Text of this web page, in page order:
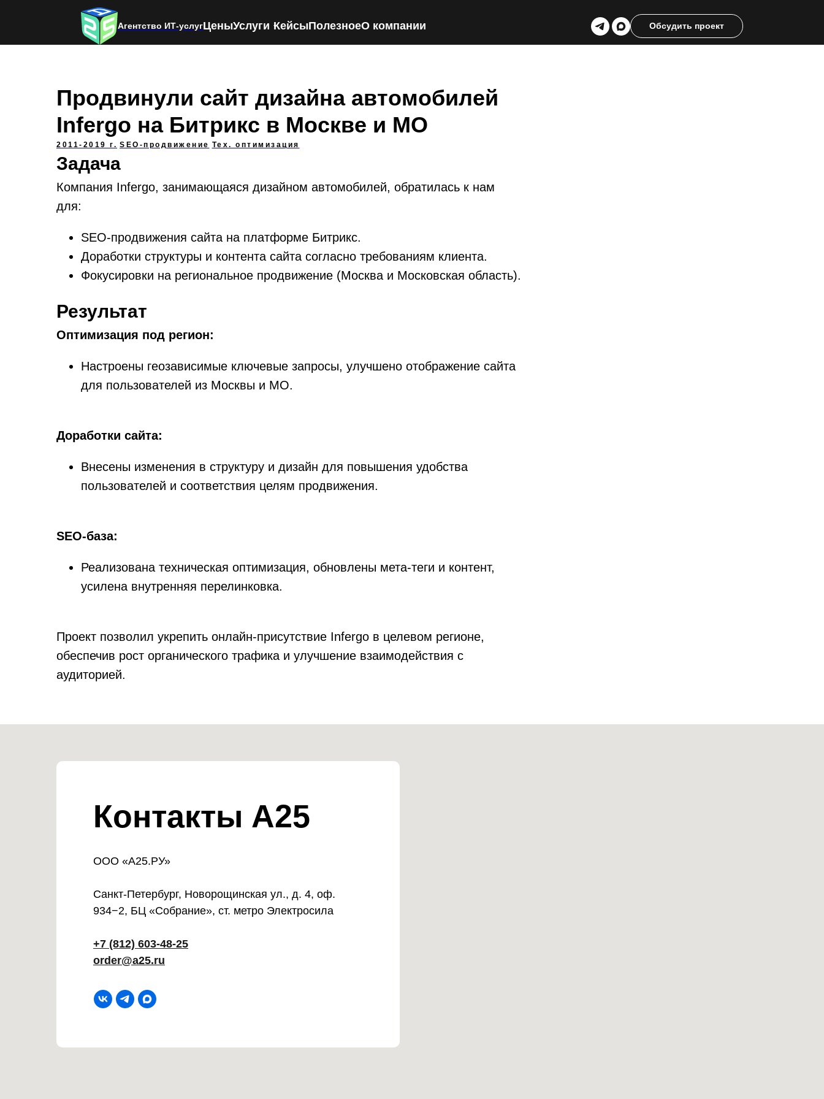
Агентство ИТ-услугЦеныУслуги КейсыПолезноеО компании Обсудить проект
Продвинули сайт дизайна автомобилей
Infergo на Битрикс в Москве и МО
2011-2019 г. SEO-продвижение Тех. оптимизация
Задача
Компания Infergo, занимающаяся дизайном автомобилей, обратилась к нам
для:
SEO-продвижения сайта на платформе Битрикс.
Доработки структуры и контента сайта согласно требованиям клиента.
Фокусировки на региональное продвижение (Москва и Московская область).
Результат
Оптимизация под регион:
Настроены геозависимые ключевые запросы, улучшено отображение сайта
для пользователей из Москвы и МО.
Доработки сайта:
Внесены изменения в структуру и дизайн для повышения удобства
пользователей и соответствия целям продвижения.
SEO-база:
Реализована техническая оптимизация, обновлены мета-теги и контент,
усилена внутренняя перелинковка.
Проект позволил укрепить онлайн-присутствие Infergo в целевом регионе,
обеспечив рост органического трафика и улучшение взаимодействия с
аудиторией.
Контакты А25
ООО «А25.РУ»
Санкт-Петербург, Новорощинская ул., д. 4, оф.
934−2, БЦ «Собрание», ст. метро Электросила
+7 (812) 603-48-25
order@a25.ru